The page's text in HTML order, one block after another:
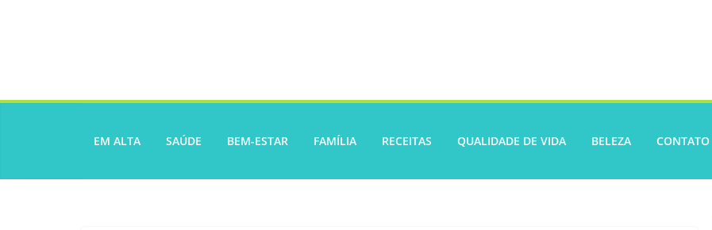
EM ALTA SAÚDE BEM-ESTAR FAMÍLIA RECEITAS QUALIDADE DE VIDA BELEZA CONTATO